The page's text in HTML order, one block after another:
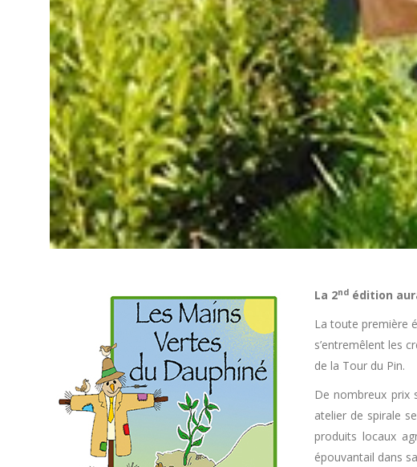
La 2nd édition
La toute première
s’entremêlent les
de la Tour du Pin.
De nombreux prix
atelier de spirale
produits locaux
épouvantail dans